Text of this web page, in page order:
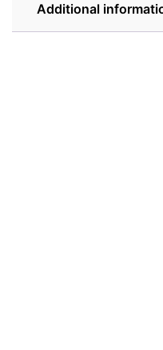
Additional